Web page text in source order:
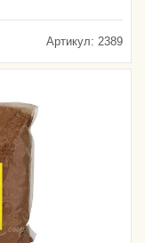
Артикул: 2389